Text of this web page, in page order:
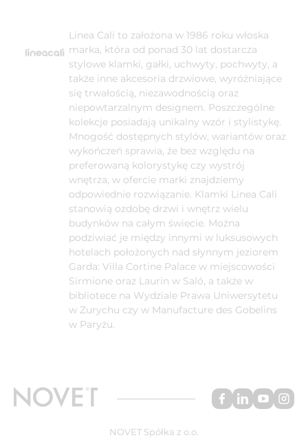
Linea Cali to założona w 1986 roku włoska
marka, która od ponad 30 lat dostarcza
stylowe klamki, gałki, uchwyty, pochwyty, a
także inne akcesoria drzwiowe, wyróżniające
się trwałością, niezawodnością oraz
niepowtarzalnym designem. Poszczególne
kolekcje posiadają unikalny wzór i stylistykę.
Mnogość dostępnych stylów, wariantów oraz
wykończeń sprawia, że bez względu na
preferowaną kolorystykę czy wystrój
wnętrza, w ofercie marki znajdziemy
odpowiednie rozwiązanie. Klamki Linea Cali
stanowią ozdobę drzwi i wnętrz wielu
budynków na całym świecie. Można
podziwiać je między innymi w luksusowych
hotelach położonych nad słynnym jeziorem
Garda: Villa Cortine Palace w miejscowości
Sirmione oraz Laurin w Saló, a także w
bibliotece na Wydziale Prawa Uniwersytetu
w Zurychu czy w Manufacture des Gobelins
w Paryżu.
NOVET Spółka z o.o.